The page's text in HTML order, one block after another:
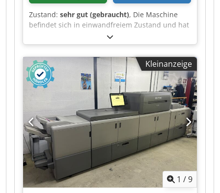
Zustand: sehr gut (gebraucht), Die Maschine
befindet sich in einwandfreiem Zustand und hat
einen Zählerstand von 1,6 Millionen. Folgende
Optionen sind im Lieferumfang enthalten: RU
510 / PF 710 / FS 532. Cedezr Hyrspfx Af Ajrf
Kleinanzeige
1 /9